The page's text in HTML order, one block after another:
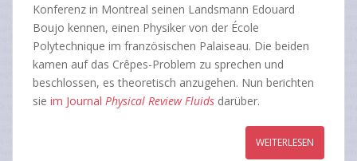
Konferenz in Montreal seinen Landsmann Edouard
Boujo kennen, einen Physiker von der École
Polytechnique im französischen Palaiseau. Die beiden
kamen auf das Crêpes-Problem zu sprechen und
beschlossen, es theoretisch anzugehen. Nun berichten
sie im Journal Physical Review Fluids darüber.
WEITERLESEN